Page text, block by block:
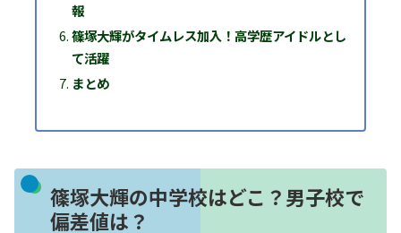
報
篠塚大輝がタイムレス加入！高学歴アイドルとし
て活躍
まとめ
篠塚大輝の中学校はどこ？男子校で
偏差値は？